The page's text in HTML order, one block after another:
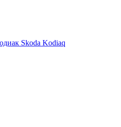
Skoda Kodiaq